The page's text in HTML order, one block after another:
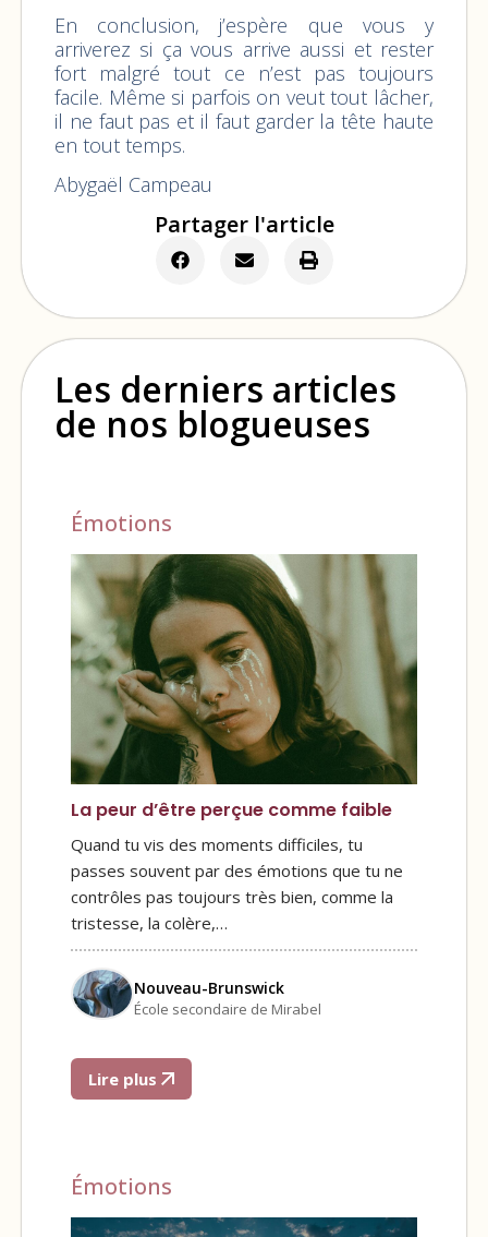
En conclusion, j’espère que vous y
arriverez si ça vous arrive aussi et rester
fort malgré tout ce n’est pas toujours
facile. Même si parfois on veut tout lâcher,
il ne faut pas et il faut garder la tête haute
en tout temps.
Abygaël Campeau
Partager l'article
Les derniers articles
de nos blogueuses
Émotions
La peur d’être perçue comme faible
Quand tu vis des moments difficiles, tu
passes souvent par des émotions que tu ne
contrôles pas toujours très bien, comme la
tristesse, la colère,…
Nouveau-Brunswick
École secondaire de Mirabel
Lire plus
Émotions